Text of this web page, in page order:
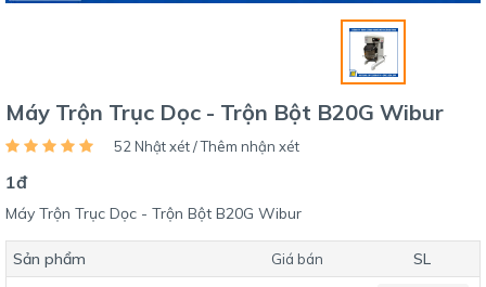
Máy Trộn Trục Dọc - Trộn Bột B20G Wibur
52 Nhật xét / Thêm nhận xét
1đ
Máy Trộn Trục Dọc - Trộn Bột B20G Wibur
Sản phẩm Giá bán SL